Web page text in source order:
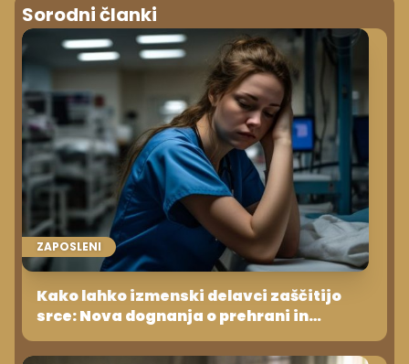
Sorodni članki
ZAPOSLENI
Kako lahko izmenski delavci zaščitijo
srce: Nova dognanja o prehrani in